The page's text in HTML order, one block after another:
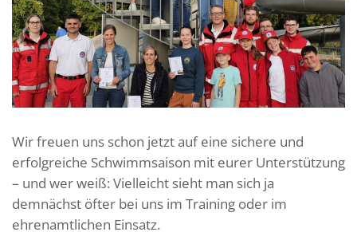
Wir freuen uns schon jetzt auf eine sichere und
erfolgreiche Schwimmsaison mit eurer Unterstützung
– und wer weiß: Vielleicht sieht man sich ja
demnächst öfter bei uns im Training oder im
ehrenamtlichen Einsatz.